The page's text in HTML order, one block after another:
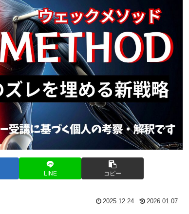
LINE コピー
2025.12.24 2026.01.07